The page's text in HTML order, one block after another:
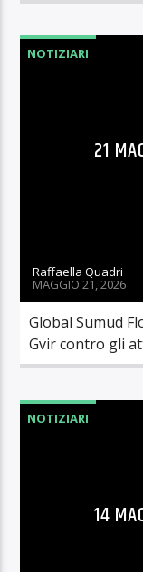
NOTIZIARI
21
Raffaella Quadri
MAGGIO 21, 2026
Global Sumud
Gvir contro gli
NOTIZIARI
14